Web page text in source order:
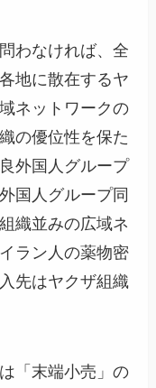
わなければ、全
地に散在するヤ
ネットワークの
の優位性を保た
外国人グループ
国人グループ同
織並みの広域ネ
ラン人の薬物密
先はヤクザ組織
「末端小売」の